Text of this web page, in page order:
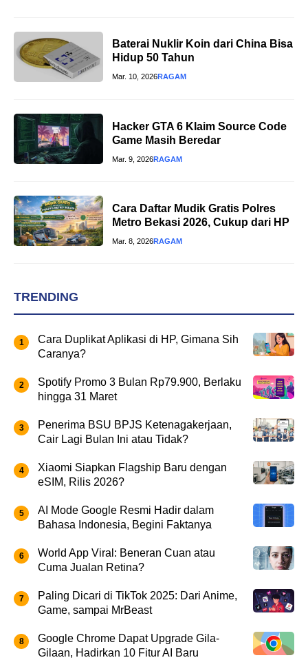
Baterai Nuklir Koin dari China Bisa
Hidup 50 Tahun
Mar. 10, 2026RAGAM
Hacker GTA 6 Klaim Source Code
Game Masih Beredar
Mar. 9, 2026RAGAM
Cara Daftar Mudik Gratis Polres
Metro Bekasi 2026, Cukup dari HP
Mar. 8, 2026RAGAM
TRENDING
Cara Duplikat Aplikasi di HP, Gimana Sih
Caranya?
Spotify Promo 3 Bulan Rp79.900, Berlaku
hingga 31 Maret
Penerima BSU BPJS Ketenagakerjaan,
Cair Lagi Bulan Ini atau Tidak?
Xiaomi Siapkan Flagship Baru dengan
eSIM, Rilis 2026?
AI Mode Google Resmi Hadir dalam
Bahasa Indonesia, Begini Faktanya
World App Viral: Beneran Cuan atau
Cuma Jualan Retina?
Paling Dicari di TikTok 2025: Dari Anime,
Game, sampai MrBeast
Google Chrome Dapat Upgrade Gila-
Gilaan, Hadirkan 10 Fitur AI Baru